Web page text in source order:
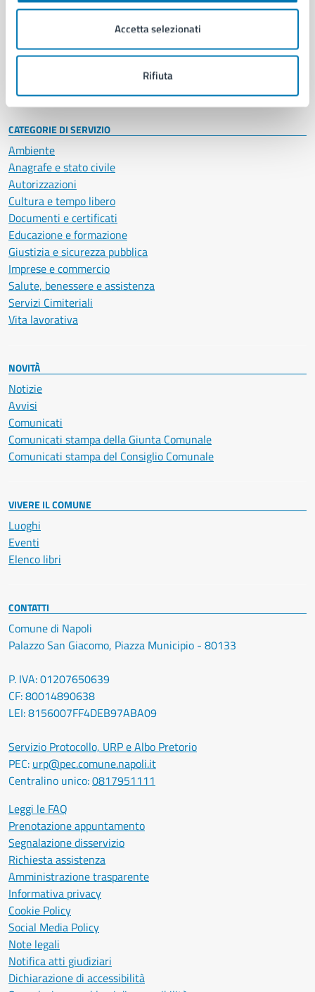
Accetta selezionati
Rifiuta
Enti e fondazioni
Personale amministrativo
Intranet, posta aziendale e protocollo
CATEGORIE DI SERVIZIO
Ambiente
Anagrafe e stato civile
Autorizzazioni
Cultura e tempo libero
Documenti e certificati
Educazione e formazione
Giustizia e sicurezza pubblica
Imprese e commercio
Salute, benessere e assistenza
Servizi Cimiteriali
Vita lavorativa
NOVITÀ
Notizie
Avvisi
Comunicati
Comunicati stampa della Giunta Comunale
Comunicati stampa del Consiglio Comunale
VIVERE IL COMUNE
Luoghi
Eventi
Elenco libri
CONTATTI
Comune di Napoli
Palazzo San Giacomo, Piazza Municipio - 80133
P. IVA: 01207650639
CF: 80014890638
LEI: 8156007FF4DEB97ABA09
Servizio Protocollo, URP e Albo Pretorio
PEC: urp@pec.comune.napoli.it
Centralino unico:0817951111
Leggi le FAQ
Prenotazione appuntamento
Segnalazione disservizio
Richiesta assistenza
Amministrazione trasparente
Informativa privacy
Cookie Policy
Social Media Policy
Note legali
Notifica atti giudiziari
Dichiarazione di accessibilità